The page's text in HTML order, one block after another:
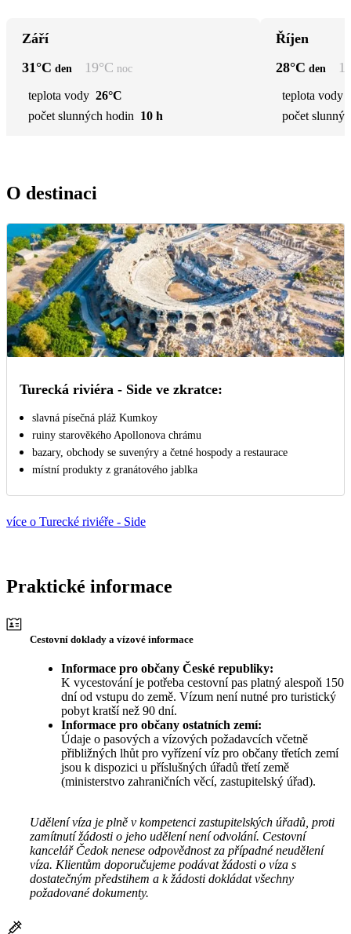
Září
31°C den 19°C noc
teplota vody 26°C
počet slunných hodin 10 h
Říjen
28°C den
teplota vody
počet
O destinaci
Turecká riviéra - Side ve zkratce:
slavná písečná pláž Kumkoy
ruiny starověkého Apollonova chrámu
bazary, obchody se suvenýry a četné hospody a restaurace
místní produkty z granátového jablka
více o Turecké riviéře - Side
Praktické informace
Cestovní doklady a vízové informace
Informace pro občany České republiky:
K vycestování je potřeba cestovní pas platný alespoň 150
dní od vstupu do země. Vízum není nutné pro turistický
pobyt kratší než 90 dní.
Informace pro občany ostatních zemí:
Údaje o pasových a vízových požadavcích včetně
přibližných lhůt pro vyřízení víz pro občany třetích zemí
jsou k dispozici u příslušných úřadů třetí země
(ministerstvo zahraničních věcí, zastupitelský úřad).
Udělení víza je plně v kompetenci zastupitelských úřadů, proti
zamítnutí žádosti o jeho udělení není odvolání. Cestovní
kancelář Čedok nenese odpovědnost za případné neudělení
víza. Klientům doporučujeme podávat žádosti o víza s
dostatečným předstihem a k žádosti dokládat všechny
požadované dokumenty.